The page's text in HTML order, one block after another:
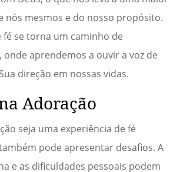
nós mesmos e do nosso propósito.
fé se torna um caminho de
aprendemos a ouvir a voz de
direção em nossas vidas.
Adoração
seja uma experiência de fé
pode apresentar desafios. A
e as dificuldades pessoais podem